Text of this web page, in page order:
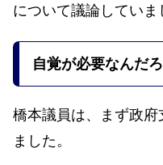
について議論していま
自覚が必要なんだ
橋本議員は、まず政
ました。